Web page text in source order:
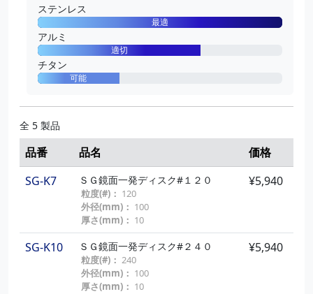
ステンレス
最適
アルミ
適切
チタン
可能
全 5 製品
品番 品名
価格
SG-K7
ＳＧ鏡面一発ディスク#１２０
粒度(#)： 120
外径(mm)： 100
厚さ(mm)： 10
¥5,940
SG-K10 ＳＧ鏡面一発ディスク#２４０
粒度(#)： 240
外径(mm)： 100
厚さ(mm)： 10
¥5,940